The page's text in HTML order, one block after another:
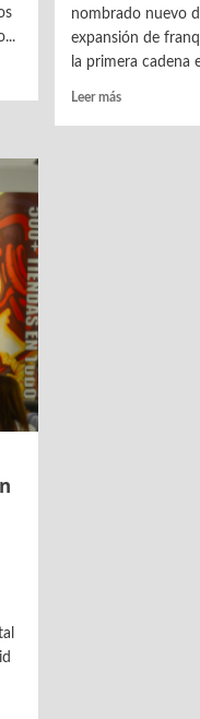
nombrado nuevo
expansión de
la primera cadena
Leer másLeer